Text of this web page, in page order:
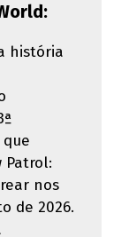
história
Patrol:
nos
de 2026.